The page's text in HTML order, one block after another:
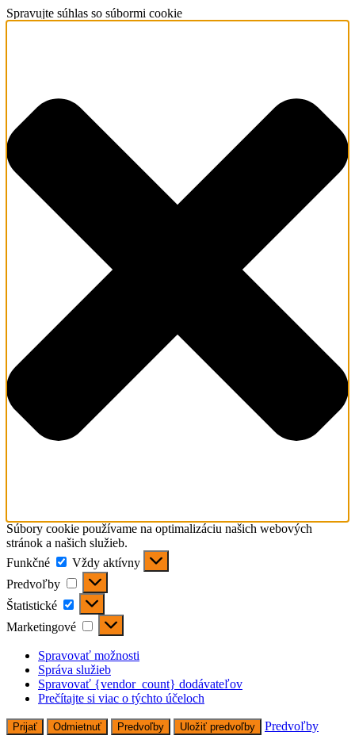
Spravujte súhlas so súbormi cookie
Súbory cookie používame na optimalizáciu našich webových
stránok a našich služieb.
Funkčné
Funkčné
Vždy aktívny
Predvoľby
Predvoľby
Štatistické Štatistické
Marketingové Marketingové
Spravovať možnosti
Správa služieb
Spravovať {vendor_count} dodávateľov
Prečítajte si viac o týchto účeloch
Prijať Odmietnuť Predvoľby Uložiť predvoľby Predvoľby